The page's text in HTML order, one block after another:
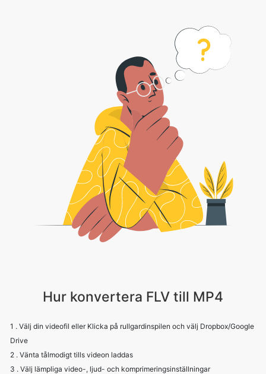
Hur konvertera FLV till MP4
1 . Välj din videofil eller Klicka på rullgardinspilen och välj Dropbox/Google
Drive
2 . Vänta tålmodigt tills videon laddas
3 . Välj lämpliga video-, ljud- och komprimeringsinställningar